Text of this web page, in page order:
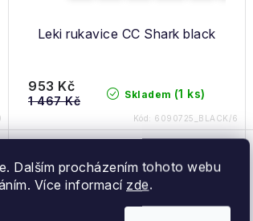
Dalším procházením tohoto webu
Více informací zde.
Leki rukavice CC Shark black
Skladem (1 ks)
953 Kč
1 467 Kč
Kód: 6090725_BLACK/6
Výprodej